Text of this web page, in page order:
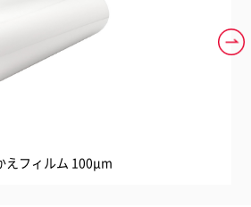
えフィルム 100μm